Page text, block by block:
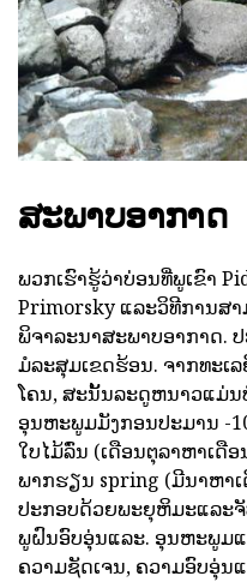
ສະພາບອາກາດ
ພວກເຮົາຮູ້ວ່າບ່ອນທີ່ພູເຂົາ
Primorsky ແລະວິທີການສ
ພິຈາລະນາສະພາບອາກາດ.
ມໍລະສຸມເຂດຮ້ອນ. ຈາກທະເ
ໂຄນ, ສະນັ້ນລະດູຫນາວແມ່ນ
ອຸນຫະພູມມັງກອນປະມານ -
ໃບໄມ້ລົ່ນ (ເດືອນຕຸລາຫາເດື
ພາກຮຽນ spring (ມີນາຫາ
ປະກອບດ້ວຍພະຍຸຫິມະແລະ
ພູຝົນອົບອຸ່ນແລະ. ອຸນຫະພູມແ
ຄວາມຊັດເຈນ, ຄວາມອົບອຸ່ນ